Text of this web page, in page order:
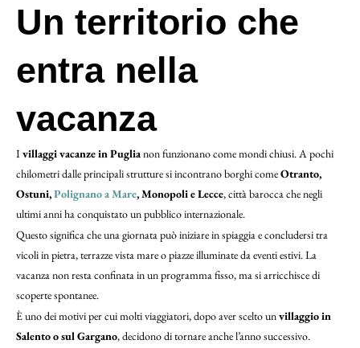
Un territorio che
entra nella
vacanza
Ivillaggi vacanze in Puglianon funzionano come mondi chiusi. A pochi
chilometri dalle principali strutture si incontrano borghi comeOtranto,
Ostuni,Polignano a Mare, Monopoli e Lecce, città barocca che negli
ultimi anni ha conquistato un pubblico internazionale.
Questo significa che una giornata può iniziare in spiaggia e concludersi tra
vicoli in pietra, terrazze vista mare o piazze illuminate da eventi estivi. La
vacanza non resta confinata in un programma fisso, ma si arricchisce di
scoperte spontanee.
È uno dei motivi per cui molti viaggiatori, dopo aver scelto unvillaggio in
Salento o sul Gargano, decidono di tornare anche l’anno successivo.